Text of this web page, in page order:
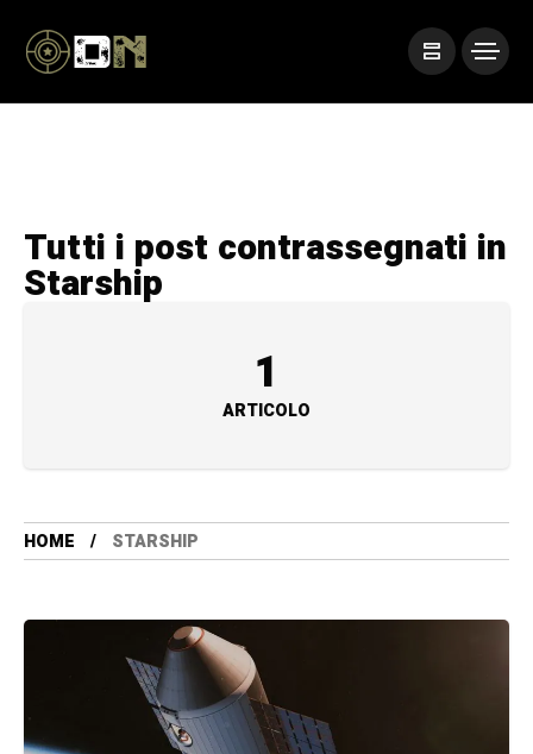
Tutti i post contrassegnati in
Starship
1
ARTICOLO
HOME STARSHIP